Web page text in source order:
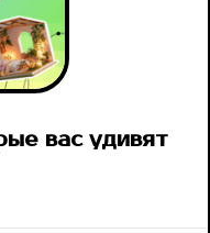
вас удивят